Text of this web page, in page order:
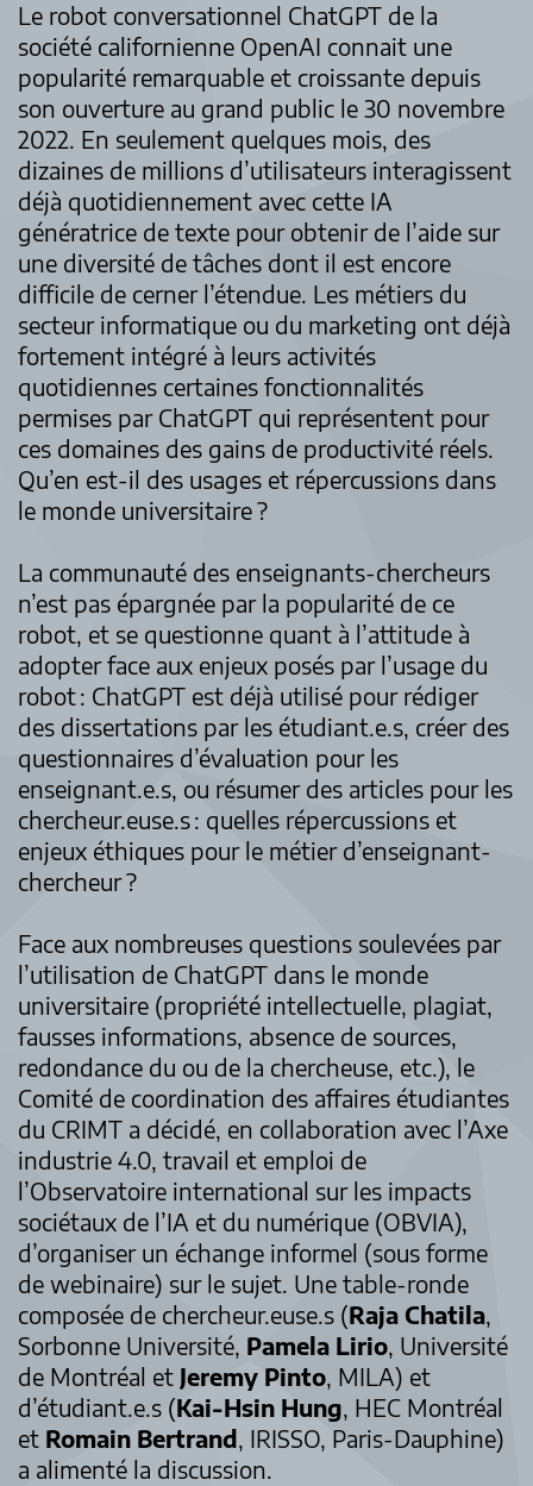
Le robot conversationnel ChatGPT de la
société californienne OpenAI connait une
popularité remarquable et croissante depuis
son ouverture au grand public le 30 novembre
2022. En seulement quelques mois, des
dizaines de millions d’utilisateurs interagissent
déjà quotidiennement avec cette IA
génératrice de texte pour obtenir de l’aide sur
une diversité de tâches dont il est encore
difficile de cerner l’étendue. Les métiers du
secteur informatique ou du marketing ont déjà
fortement intégré à leurs activités
quotidiennes certaines fonctionnalités
permises par ChatGPT qui représentent pour
ces domaines des gains de productivité réels.
Qu’en est-il des usages et répercussions dans
le monde universitaire ?
La communauté des enseignants-chercheurs
n’est pas épargnée par la popularité de ce
robot, et se questionne quant à l’attitude à
adopter face aux enjeux posés par l’usage du
robot : ChatGPT est déjà utilisé pour rédiger
des dissertations par les étudiant.e.s, créer des
questionnaires d’évaluation pour les
enseignant.e.s, ou résumer des articles pour les
chercheur.euse.s : quelles répercussions et
enjeux éthiques pour le métier d’enseignant-
chercheur ?
Face aux nombreuses questions soulevées par
l’utilisation de ChatGPT dans le monde
universitaire (propriété intellectuelle, plagiat,
fausses informations, absence de sources,
redondance du ou de la chercheuse, etc.), le
Comité de coordination des affaires étudiantes
du CRIMT a décidé, en collaboration avec l’Axe
industrie 4.0, travail et emploi de
l’Observatoire international sur les impacts
sociétaux de l’IA et du numérique (OBVIA),
d’organiser un échange informel (sous forme
de webinaire) sur le sujet. Une table-ronde
composée de chercheur.euse.s (Raja Chatila,
Sorbonne Université, Pamela Lirio, Université
de Montréal et Jeremy Pinto, MILA) et
d’étudiant.e.s (Kai-Hsin Hung, HEC Montréal
et Romain Bertrand , IRISSO, Paris-Dauphine)
a alimenté la discussion.